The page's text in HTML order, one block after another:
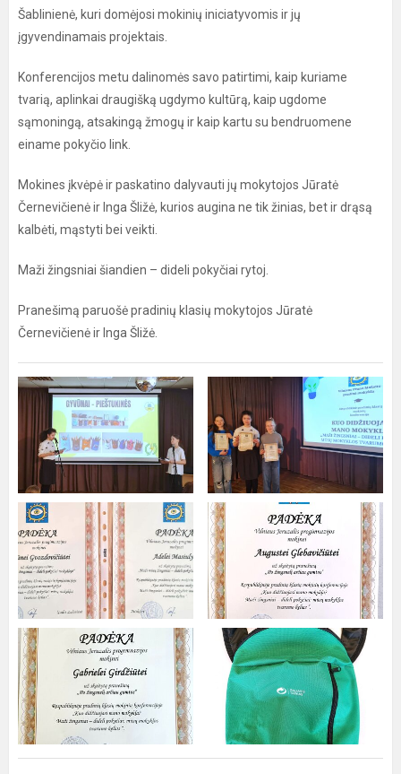
Šablinienė, kuri domėjosi mokinių iniciatyvomis ir jų
įgyvendinamais projektais.
Konferencijos metu dalinomės savo patirtimi, kaip kuriame
tvarią, aplinkai draugišką ugdymo kultūrą, kaip ugdome
sąmoningą, atsakingą žmogų ir kaip kartu su bendruomene
einame pokyčio link.
Mokines įkvėpė ir paskatino dalyvauti jų mokytojos Jūratė
Černevičienė ir Inga Šližė, kurios augina ne tik žinias, bet ir drąsą
kalbėti, mąstyti bei veikti.
Maži žingsniai šiandien – dideli pokyčiai rytoj.
Pranešimą paruošė pradinių klasių mokytojos Jūratė
Černevičienė ir Inga Šližė.